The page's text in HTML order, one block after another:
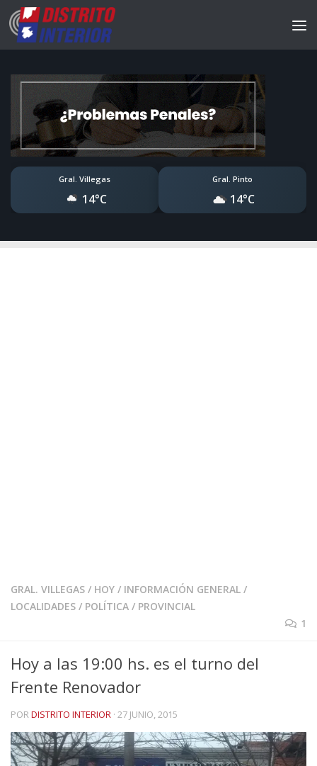
Gral. Villegas
14°C
Gral. Pinto
14°C
GRAL. VILLEGAS / HOY / INFORMACIÓN GENERAL /
LOCALIDADES / POLÍTICA / PROVINCIAL
1
Hoy a las 19:00 hs. es el turno del
Frente Renovador
PORDISTRITO INTERIOR · 27 JUNIO, 2015